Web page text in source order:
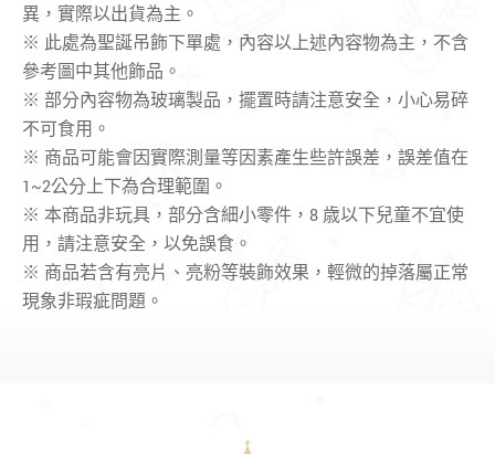
異，實際以出貨為主。
※ 此處為聖誕吊飾下單處，內容以上述內容物為主，不含
參考圖中其他飾品。
※ 部分內容物為玻璃製品，擺置時請注意安全，小心易碎
不可食用。
※ 商品可能會因實際測量等因素產生些許誤差，誤差值在
1~2公分上下為合理範圍。
※ 本商品非玩具，部分含細小零件，8 歳以下兒童不宜使
用，請注意安全，以免誤食。
※ 商品若含有亮片、亮粉等裝飾效果，輕微的掉落屬正常
現象非瑕疵問題。